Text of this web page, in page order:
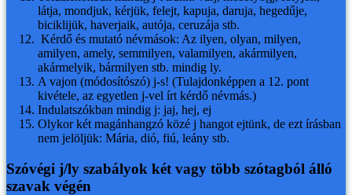
látja, mondjuk, kérjük, felejt, kapuja, daruja, hegedűje,
biciklijük, haverjaik, autója, ceruzája stb.
Kérdő és mutató névmások: Az ilyen, olyan, milyen,
amilyen, amely, semmilyen, valamilyen, akármilyen,
akármelyik, bármilyen stb. mindig ly.
A vajon (módosítószó) j-s! (Tulajdonképpen a 12. pont
kivétele, az egyetlen j-vel írt kérdő névmás.)
Indulatszókban mindig j: jaj, hej, ej
Olykor két magánhangzó közé j hangot ejtünk, de ezt írásban
nem jelöljük: Mária, dió, fiú, leány stb.
Szóvégi j/ly szabályok két vagy több szótagból álló
szavak végén